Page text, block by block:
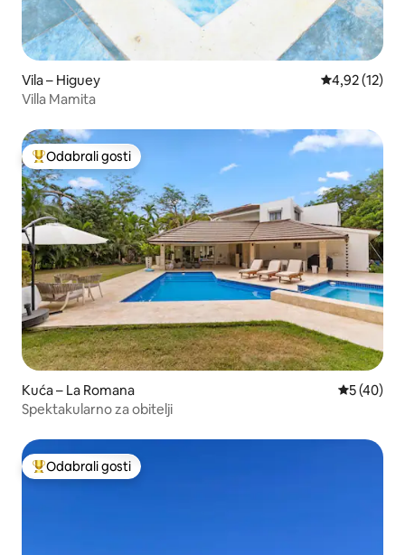
Vila – Higuey Prosječna
4,92 (12)
Villa Mamita
Među najviše rangiranima s oznakom „Odabrali gosti”
Odabrali gosti
Kuća – La Romana Prosječna
5 (40)
Spektakularno za obitelji
Među najviše rangiranima s oznakom „Odabrali gosti”
Odabrali gosti